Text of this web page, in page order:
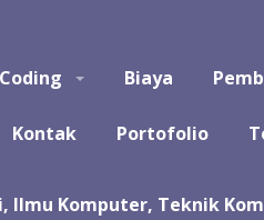
program untuk tugas kuliah,
Coding Biaya
Kontak Portofolio